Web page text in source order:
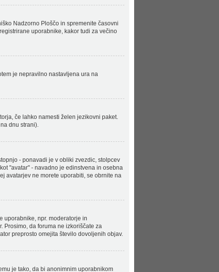
Nadzorno Ploščo in spremenite časovni
uporabnike, kakor tudi za večino
je nepravilno nastavljena ura na
če lahko namesti želen jezikovni paket.
dnu strani).
- ponavadi je v obliki zvezdic, stolpcev
"avatar" - navadno je edinstvena in osebna
avatarjev ne morete uporabiti, se obrnite na
uporabnike, npr. moderatorje in
Prosimo, da foruma ne izkoriščate za
preprosto omejita število dovoljenih objav.
je tako, da bi anonimnim uporabnikom